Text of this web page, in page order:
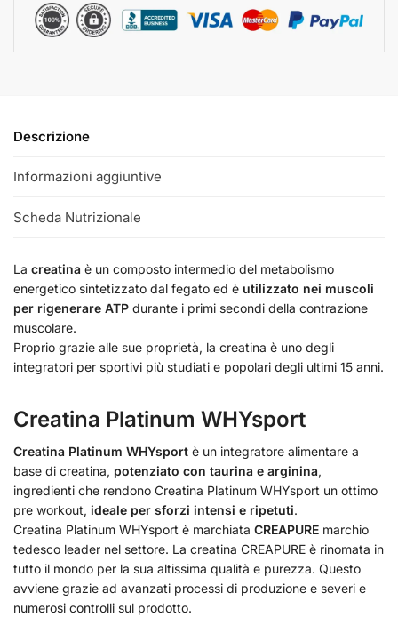
Descrizione
Informazioni aggiuntive
Scheda Nutrizionale
La creatina è un composto intermedio del metabolismo
energetico sintetizzato dal fegato ed è utilizzato nei muscoli
per rigenerare ATP durante i primi secondi della contrazione
muscolare.
Proprio grazie alle sue proprietà, la creatina è uno degli
integratori per sportivi più studiati e popolari degli ultimi 15 anni.
Creatina Platinum WHYsport
Creatina Platinum WHYsport è un integratore alimentare a
base di creatina, potenziato con taurina e arginina,
ingredienti che rendono Creatina Platinum WHYsport un ottimo
pre workout, ideale per sforzi intensi e ripetuti.
Creatina Platinum WHYsport è marchiata CREAPURE marchio
tedesco leader nel settore. La creatina CREAPURE è rinomata in
tutto il mondo per la sua altissima qualità e purezza. Questo
avviene grazie ad avanzati processi di produzione e severi e
numerosi controlli sul prodotto.